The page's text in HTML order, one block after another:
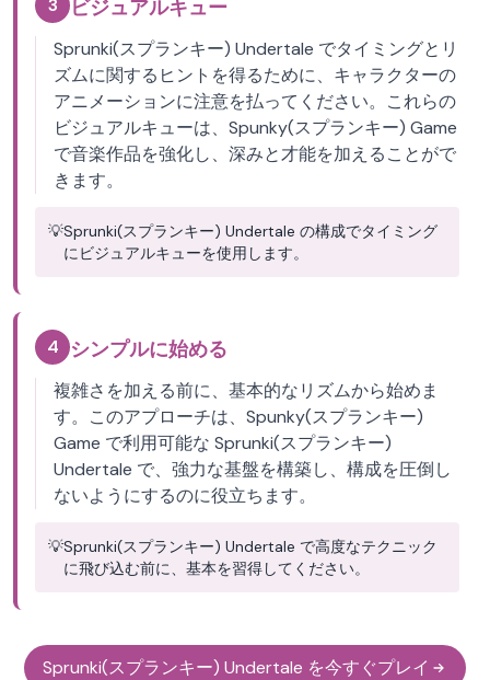
3 ビジュアルキュー
Sprunki(スプランキー) Undertale でタイミングとリ
ズムに関するヒントを得るために、キャラクターの
アニメーションに注意を払ってください。これらの
ビジュアルキューは、Spunky(スプランキー) Game
で音楽作品を強化し、深みと才能を加えることがで
きます。
💡Sprunki(スプランキー) Undertale の構成でタイミング
にビジュアルキューを使用します。
4 シンプルに始める
複雑さを加える前に、基本的なリズムから始めま
す。このアプローチは、Spunky(スプランキー)
Game で利用可能な Sprunki(スプランキー)
Undertale で、強力な基盤を構築し、構成を圧倒し
ないようにするのに役立ちます。
💡Sprunki(スプランキー) Undertale で高度なテクニック
に飛び込む前に、基本を習得してください。
Sprunki(スプランキー) Undertale を今すぐプレイ